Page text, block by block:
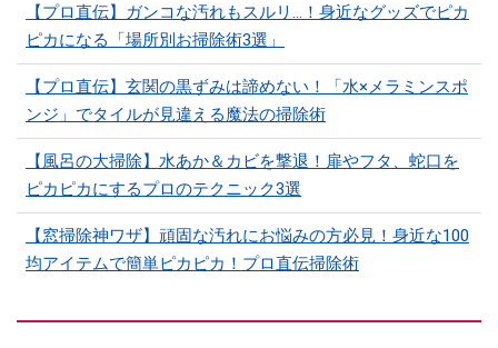
【プロ直伝】ガンコな汚れもスルリ…！身近なグッズでピカ
ピカになる「場所別お掃除術3選」
【プロ直伝】玄関の黒ずみは諦めない！「水×メラミンスポ
ンジ」でタイルが見違える魔法の掃除術
【風呂の大掃除】水あか＆カビを撃退！扉やフタ、蛇口を
ピカピカにするプロのテクニック3選
【窓掃除神ワザ】頑固な汚れにお悩みの方必見！身近な100
均アイテムで簡単ピカピカ！プロ直伝掃除術